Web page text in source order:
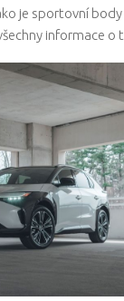
je sportovní
informace o